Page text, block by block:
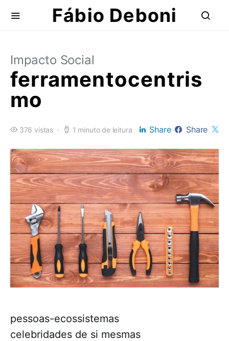
Fábio Deboni
Impacto Social
ferramentocentris
mo
376 vistas 1 minuto de leitura Share Share
pessoas-ecossistemas
celebridades de si mesmas